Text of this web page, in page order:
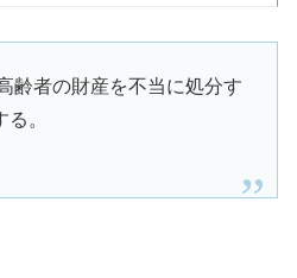
齢者の財産を不当に処分す
。